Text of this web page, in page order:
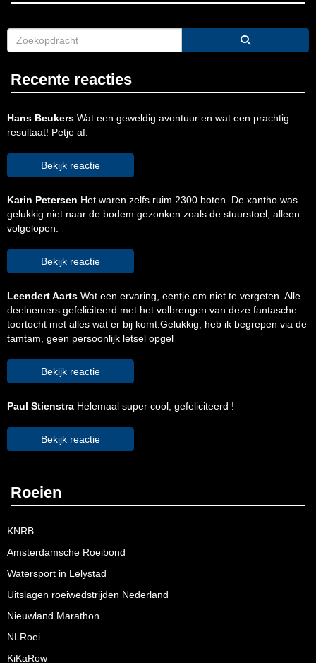
Recente reacties
Hans Beukers Wat een geweldig avontuur en wat een prachtig
resultaat! Petje af.
Bekijk reactie
Karin Petersen Het waren zelfs ruim 2300 boten. De xantho was
gelukkig niet naar de bodem gezonken zoals de stuurstoel, alleen
volgelopen.
Bekijk reactie
Leendert Aarts Wat een ervaring, eentje om niet te vergeten. Alle
deelnemers gefeliciteerd met het volbrengen van deze fantasche
toertocht met alles wat er bij komt.Gelukkig, heb ik begrepen via de
tamtam, geen persoonlijk letsel opgel
Bekijk reactie
Paul Stienstra Helemaal super cool, gefeliciteerd !
Bekijk reactie
Roeien
KNRB
Amsterdamsche Roeibond
Watersport in Lelystad
Uitslagen roeiwedstrijden Nederland
Nieuwland Marathon
NLRoei
KiKaRow